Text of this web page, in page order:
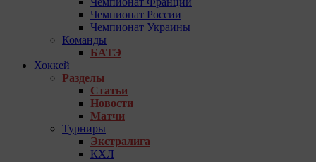
Чемпионат России
Чемпионат Украины
Команды
БАТЭ
Хоккей
Разделы
Статьи
Новости
Матчи
Турниры
Экстралига
КХЛ